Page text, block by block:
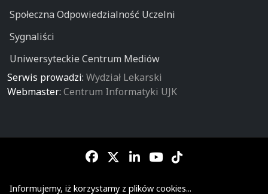
Społeczna Odpowiedzialność Uczelni
Sygnaliści
Uniwersyteckie Centrum Mediów
Serwis prowadzi: Wydział Lekarski
Webmaster: Centrum Informatyki UJK
© Wydział Lekarski - Collegium Medicum - Uniwersytetu Jana
Informujemy, iż korzystamy z plików cookies...